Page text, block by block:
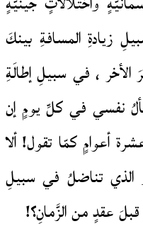
زيادةِ المسافةِ بينكَ
الأخر ، في سبيلِ إطالَةِ
نفسي في كلِّ يومٍ إن
أعوامٍ كمّا تقول! ألا
تناضلُ في سبيلِ
عقدٍ من الزَّمانِ؟!